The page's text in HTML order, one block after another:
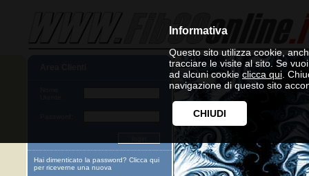
Informativa
Questo sito utilizza cookie,
tracciare le visite al sito. Se
ad alcuni cookie clicca qui .
navigazione di questo sito
CHIUDI
Hai dimenticato la password? Clicca qui
per riceverne una nuova